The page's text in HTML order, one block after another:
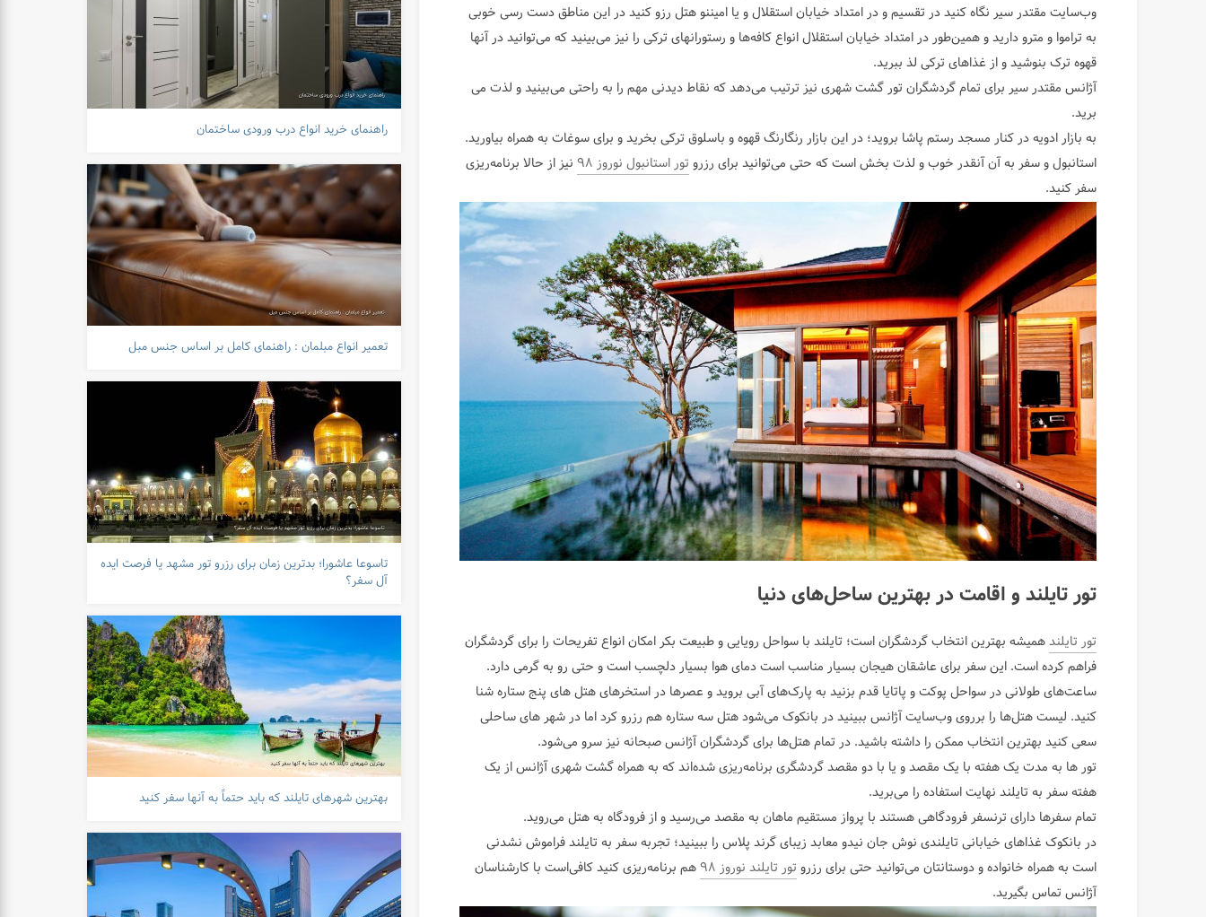
وب‌سایت مقتدر سیر نگاه کنید در تقسیم و در امتداد خیابان استقلال و یا امیننو هتل رزو کنید در این مناطق دست رسی خوبی
به تراموا و مترو دارید و همین‌طور در امتداد خیابان استقلال انواع کافه‌ها و رستورانهای ترکی را نیز می‌‌بینید که می‌توانید در آنها
قهوه ترک بنوشید و از غذاهای ترکی لذ ببرید.
آژانس مقتدر سیر برای تمام گردشگران تور‌ گشت شهری نیز ترتیب می‌دهد که نقاط دیدنی مهم را به راحتی می‌بینید و لذت می
برید.
به بازار ادویه در کنار مسجد رستم پاشا بروید؛ در این بازار رنگارنگ قهوه و باسلوق ترکی بخرید و برای سوغات به همراه بیاورید.
استانبول و سفر به آن آنقدر خوب و لذت بخش است که حتی می‌توانید برای رزرو تور استانبول نوروز ۹۸
نیز از حالا برنامه‌ریزی
سفر کنید.
تور تایلند و اقامت در بهترین ساحل‌های دنیا
تور تایلندهمیشه بهترین انتخاب گردشگران است؛ تایلند با سواحل رویایی و طبیعت بکر امکان انواع تفریحات را برای گردشگران
فراهم کرده است. این سفر برای عاشقان هیجان بسیار مناسب است دمای هوا بسیار دلچسب است و حتی رو به گرمی دارد.
ساعت‌های طولانی در سواحل پوکت و پاتایا قدم بزنید به پارک‌های آبی بروید و عصر‌ها در استخر‌های هتل های پنج ستاره شنا
کنید. لیست هتل‌ها را برروی وب‌سایت آژانس ببینید در بانکوک می‌شود هتل سه ستاره هم رزرو کرد اما در شهر های ساحلی
سعی کنید بهترین انتخاب ممکن را داشته باشید. در تمام هتل‌ها برای گردشگران آژانس صبحانه نیز سرو می‌شود.
تور ها به مدت یک هفته با یک مقصد و یا با دو مقصد گردشگری برنامه‌ریزی شده‌اند که به همراه گشت شهری آژانس از یک
هفته سفر به تایلند نهایت استفاده را می‌برید.
تمام سفر‌ها دارای ترنسفر فرودگاهی هستند با پرواز مستقیم ماهان به مقصد می‌رسید و از فرودگاه به هتل می‌روید.
در بانکوک غذاهای خیابانی تایلندی نوش جان نیدو معابد زیبای گرند پلاس را ببینید؛ تجربه سفر به تایلند فراموش نشدنی
است به همراه خانواده و دوستانتان می‌توانید حتی برای رزرو تور تایلند نوروز ۹۸
هم برنامه‌ریزی کنید کافی‌است با کارشناسان
آژانس تماس بگیرید.
راهنمای خرید انواع درب ورودی ساختمان
تعمیر انواع مبلمان : راهنمای کامل بر اساس جنس مبل
تاسوعا عاشورا؛ بدترین زمان برای رزرو تور مشهد یا فرصت ایده
آل سفر؟
بهترین شهرهای تایلند که باید حتماً به آنها سفر کنید